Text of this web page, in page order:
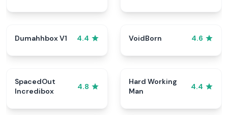
Dumahhbox V1 4.4 VoidBorn 4.6
SpacedOut
Incredibox
4.8
Hard Working
Man
4.4